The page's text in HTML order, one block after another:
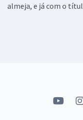
almeja, e já com o